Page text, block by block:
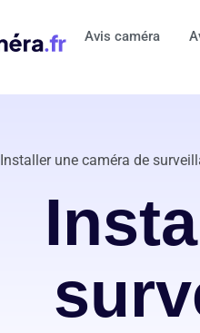
Avis caméra
Installer une caméra de